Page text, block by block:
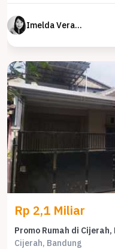
Imelda Veranika
Rp 2,1 Miliar
Cijerah, Bandung